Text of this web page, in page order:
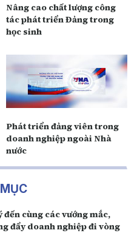
Nâng cao chất lượng công
tác phát triển Đảng trong
học sinh
Phát triển đảng viên trong
doanh nghiệp ngoài Nhà
nước
đến cùng các vướng mắc,
đẩy doanh nghiệp đi vòng